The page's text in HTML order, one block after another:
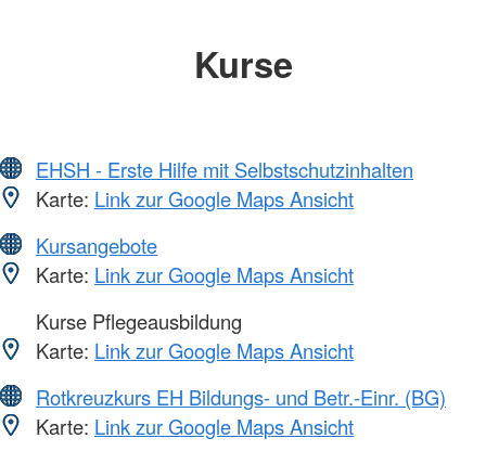
Kurse
EHSH - Erste Hilfe mit Selbstschutzinhalten
Karte: Link zur Google Maps Ansicht
Kursangebote
Karte: Link zur Google Maps Ansicht
Kurse Pflegeausbildung
Karte: Link zur Google Maps Ansicht
Rotkreuzkurs EH Bildungs- und Betr.-Einr. (BG)
Karte: Link zur Google Maps Ansicht